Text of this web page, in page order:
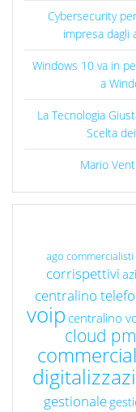
Cybersecurity
impresa dagli
Windows 10 va in
a
La Tecnologia
Scelta
Mario
ago commercialisti
corrispettivi
centralino
voip centralino
cloud
gestionale